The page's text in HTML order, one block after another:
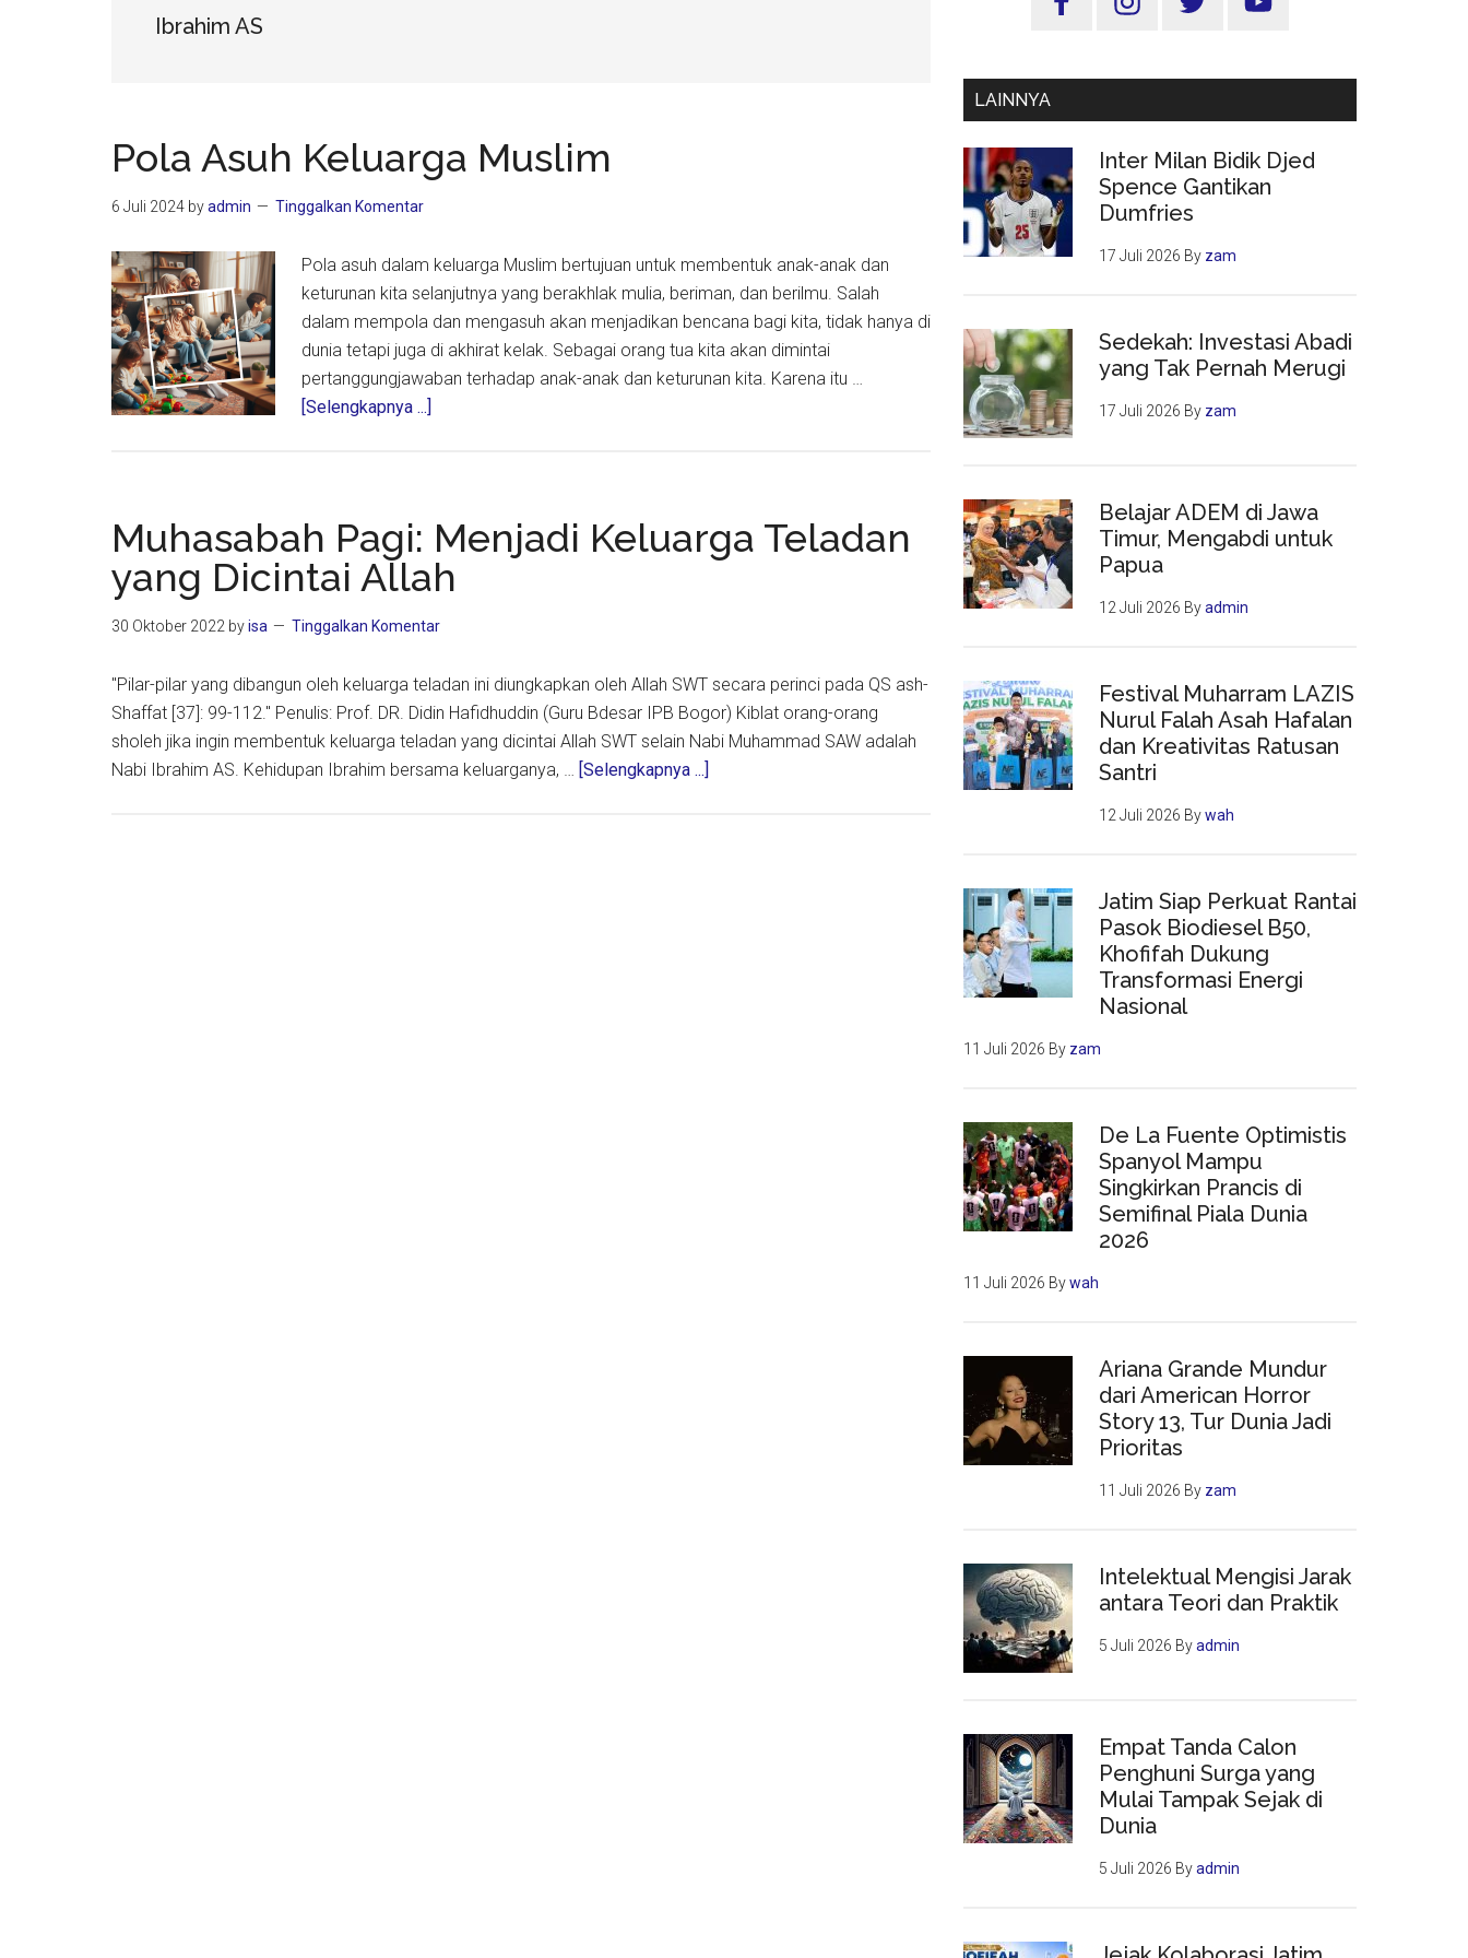
Ibrahim AS
Pola Asuh Keluarga Muslim
6 Juli 2024 byadmin Tinggalkan Komentar
Pola asuh dalam keluarga Muslim bertujuan untuk membentuk anak-anak dan
keturunan kita selanjutnya yang berakhlak mulia, beriman, dan berilmu. Salah
dalam mempola dan mengasuh akan menjadikan bencana bagi kita, tidak hanya di
dunia tetapi juga di akhirat kelak. Sebagai orang tua kita akan dimintai
pertanggungjawaban terhadap anak-anak dan keturunan kita. Karena itu …
[Selengkapnya ...]
Muslim
Muhasabah Pagi: Menjadi Keluarga Teladan
yang Dicintai Allah
30 Oktober 2022 byisa Tinggalkan Komentar
"Pilar-pilar yang dibangun oleh keluarga teladan ini diungkapkan oleh Allah SWT secara perinci pada QS ash-
Shaffat [37]: 99-112." Penulis: Prof. DR. Didin Hafidhuddin (Guru Bdesar IPB Bogor) Kiblat orang-orang
sholeh jika ingin membentuk keluarga teladan yang dicintai Allah SWT selain Nabi Muhammad SAW adalah
Nabi Ibrahim AS. Kehidupan Ibrahim bersama keluarganya, … [Selengkapnya ...]
Utama
LAINNYA
Inter Milan Bidik Djed
Spence Gantikan
Dumfries
17 Juli 2026 By zam
Sedekah: Investasi Abadi
yang Tak Pernah Merugi
17 Juli 2026 By zam
Belajar ADEM di Jawa
Timur, Mengabdi untuk
Papua
12 Juli 2026 Byadmin
Festival Muharram LAZIS
Nurul Falah Asah Hafalan
dan Kreativitas Ratusan
Santri
12 Juli 2026 Bywah
Jatim Siap Perkuat Rantai
Pasok Biodiesel B50,
Khofifah Dukung
Transformasi Energi
Nasional
11 Juli 2026 By zam
De La Fuente Optimistis
Spanyol Mampu
Singkirkan Prancis di
Semifinal Piala Dunia
2026
11 Juli 2026 Bywah
Ariana Grande Mundur
dari American Horror
Story 13, Tur Dunia Jadi
Prioritas
11 Juli 2026 By zam
Intelektual Mengisi Jarak
antara Teori dan Praktik
5 Juli 2026 Byadmin
Empat Tanda Calon
Penghuni Surga yang
Mulai Tampak Sejak di
Dunia
5 Juli 2026 Byadmin